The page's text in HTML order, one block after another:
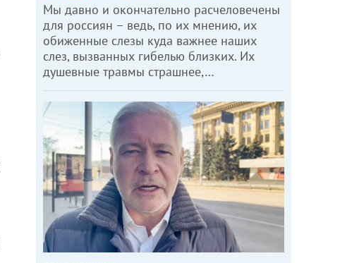
Мы давно и окончательно расчеловечены
для россиян – ведь, по их мнению, их
обиженные слезы куда важнее наших
слез, вызванных гибелью близких. Их
душевные травмы страшнее,…